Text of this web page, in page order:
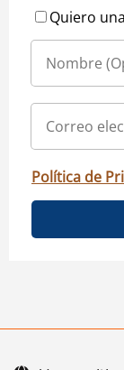
Quiero
Política de